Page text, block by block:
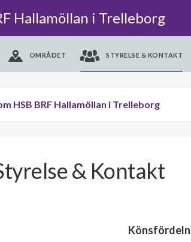
Hallamöllan i Trelleborg
OMRÅDET STYRELSE & KONTAKT
HSB BRF Hallamöllan i Trelleborg
& Kontakt